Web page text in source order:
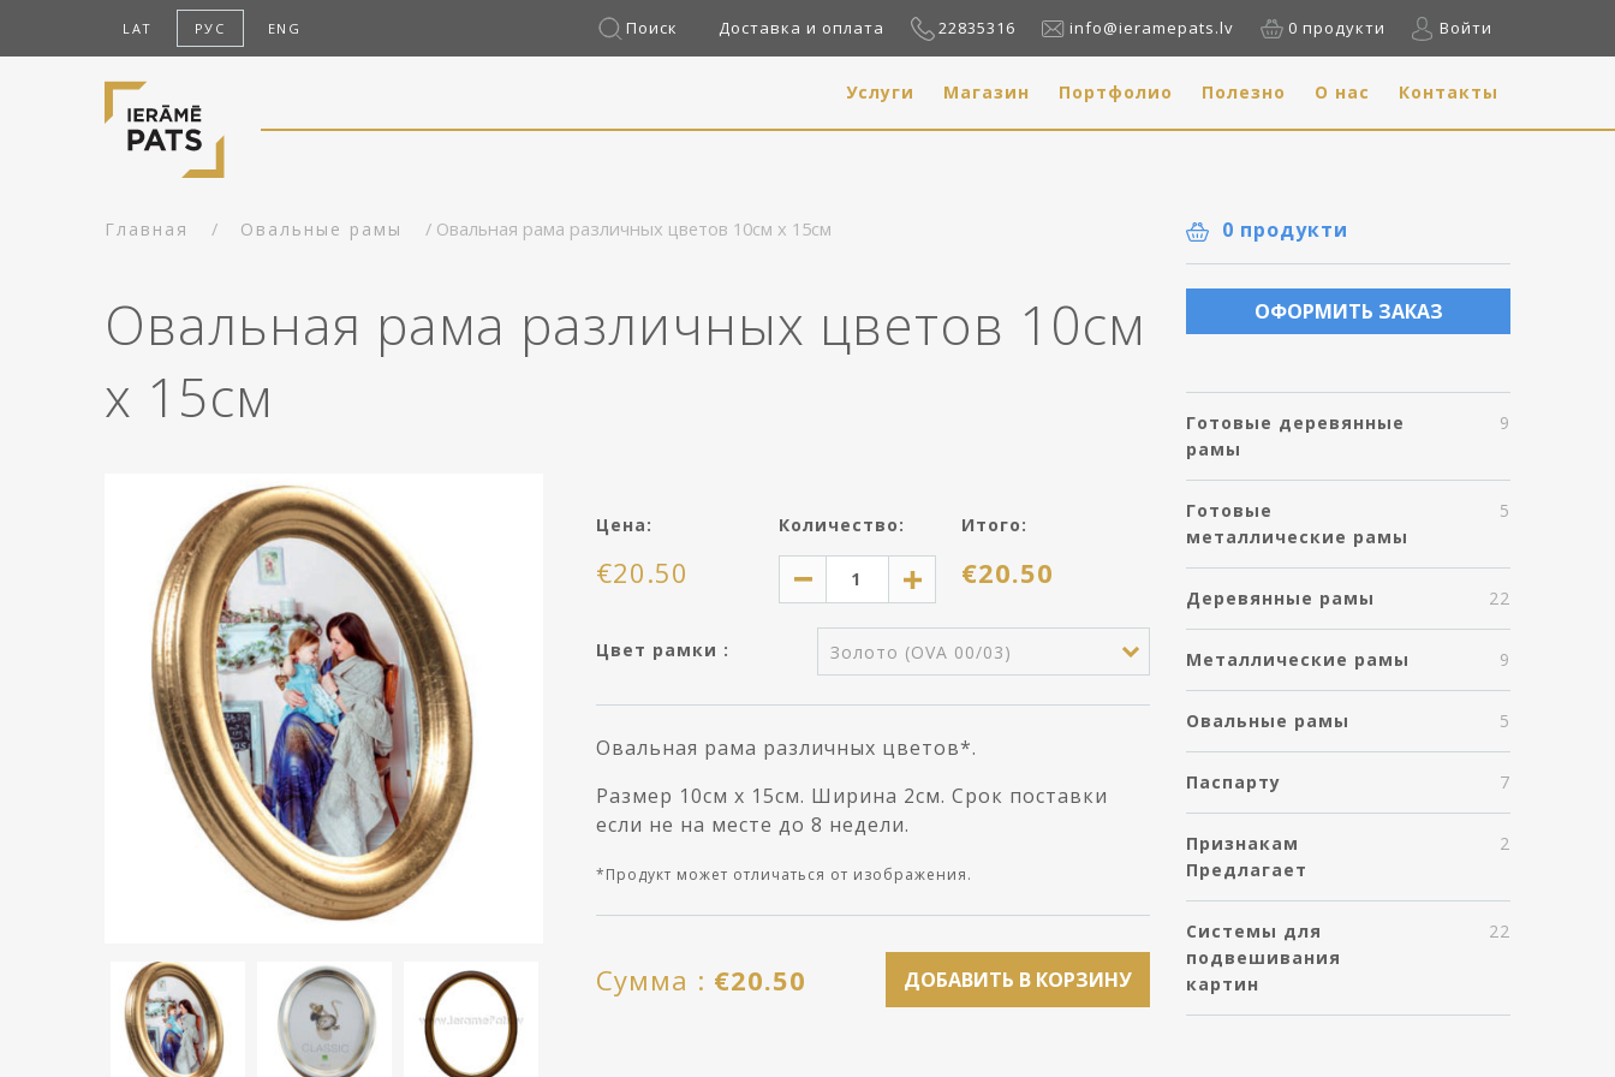
LAT РУС ENG Поиск Доставка и оплата 22835316 info@ieramepats.lv 0 продукти Войти
Услуги Магазин Портфолио Полезно О нас Контакты
Главная / Овальные рамы / Oвальная рама различных цветов 10см x 15см
Oвальная рама различных цветов 10см
x 15см
Цена:
€20.50
Количество: Итого:
€20.50
Цвет рамки : Золото (OVA 00/03)
Oвальная рама различных цветов*.
Размер 10см x 15см. Ширина 2см. Срок поставки
если не на месте до 8 недели.
*Продукт может отличаться от изображения.
Cумма : €20.50 ДОБАВИТЬ В КОРЗИНУ
0 продукти
ОФОРМИТЬ ЗАКАЗ
Готовые деревянные
рамы
9
Готовые
металлические рамы
5
Деревянные рамы 22
Металлические рамы 9
Овальные рамы 5
Паспарту 7
Признакам
Предлагает
2
Системы для
подвешивания
картин
22